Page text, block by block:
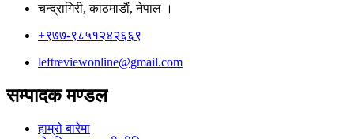
चन्द्रागिरी, काठमाडाैं, नेपाल ।
+९७७-९८५१२४२६६९
leftreviewonline@gmail.com
सम्पादक मण्डल
हाम्रो बारेमा